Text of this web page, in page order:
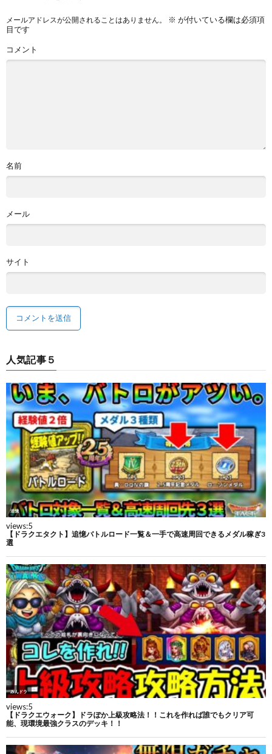
メールアドレスが公開されることはありません。 ※ が付いている欄は必須項
目です
コメント
名前
メール
サイト
人気記事５